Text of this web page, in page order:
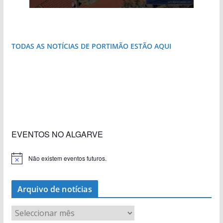
do Algarve
destruída por um raio
que respira autenticidade
natureza
janela para a Ria Formosa
costa e tanto por descobrir
TODAS AS NOTÍCIAS DE PORTIMÃO ESTÃO AQUI
EVENTOS NO ALGARVE
Não existem eventos futuros.
Arquivo de notícias